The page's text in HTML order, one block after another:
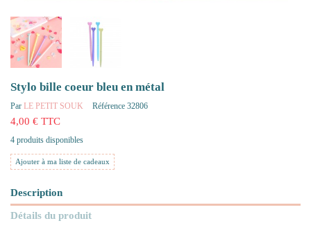
Stylo bille coeur bleu en métal
Par LE PETIT SOUK Référence 32806
4,00 € TTC
4 produits disponibles
Ajouter à ma liste de cadeaux
Description
Détails du produit